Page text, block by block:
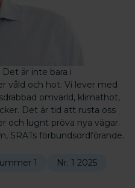
är inte bara i
våld och hot. Vi lever med
omvärld, klimathot,
Det är tid att rusta oss
och lugnt pröva nya vägar.
SRATs förbundsordförande.
1 Nr. 1 2025